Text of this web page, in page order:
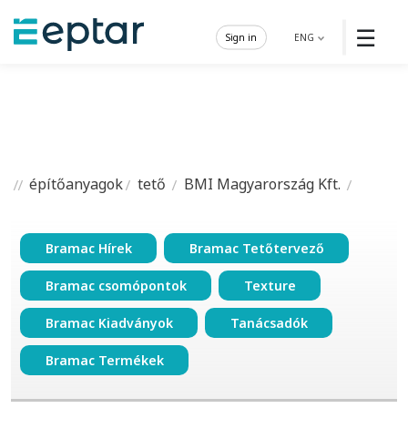
☰
ENG
Sign in
építőanyagok tető BMI Magyarország Kft.
Bramac Hírek Bramac Tetőtervező
Bramac csomópontok Texture
Bramac Kiadványok Tanácsadók
Bramac Termékek